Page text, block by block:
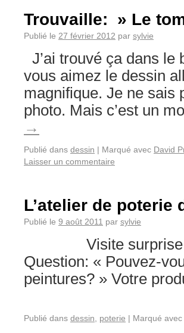
Trouvaille: » Le
Publié le 27 février 2012 par sylvie
J’ai trouvé ça dans le
vous aimez le dessin
magnifique. Je ne sais
photo. Mais c’est un
→
Publié dans dessin | Marqué avec David
Laisser un commentaire
L’atelier de poterie
Publié le 9 août 2011 par sylvie
Visite surprise
Question: « Pouvez-
peintures? » Votre
Publié dans dessin poterie | Marqué avec